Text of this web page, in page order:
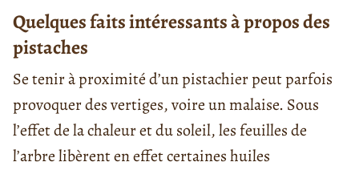
Quelques faits intéressants à propos des
pistaches
Se tenir à proximité d’un pistachier peut parfois
provoquer des vertiges, voire un malaise. Sous
l’effet de la chaleur et du soleil, les feuilles de
l’arbre libèrent en effet certaines huiles